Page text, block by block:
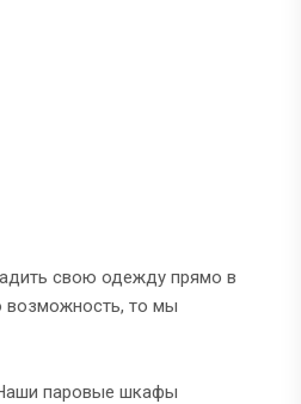
свою одежду прямо в
возможность, то мы
паровые шкафы